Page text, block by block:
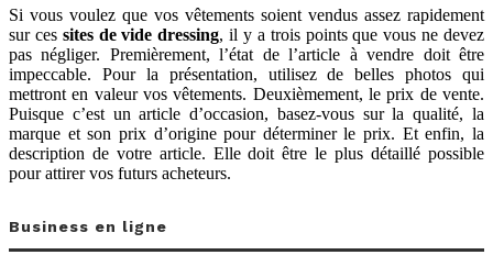
Si vous voulez que vos vêtements soient vendus assez rapidement
sur ces sites de vide dressing, il y a trois points que vous ne devez
pas négliger. Premièrement, l’état de l’article à vendre doit être
impeccable. Pour la présentation, utilisez de belles photos qui
mettront en valeur vos vêtements. Deuxièmement, le prix de vente.
Puisque c’est un article d’occasion, basez-vous sur la qualité, la
marque et son prix d’origine pour déterminer le prix. Et enfin, la
description de votre article. Elle doit être le plus détaillé possible
pour attirer vos futurs acheteurs.
Business en ligne